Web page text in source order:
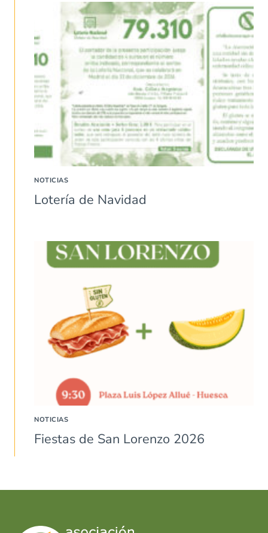
NOTICIAS
Lotería de Navidad
NOTICIAS
Fiestas de San Lorenzo 2026